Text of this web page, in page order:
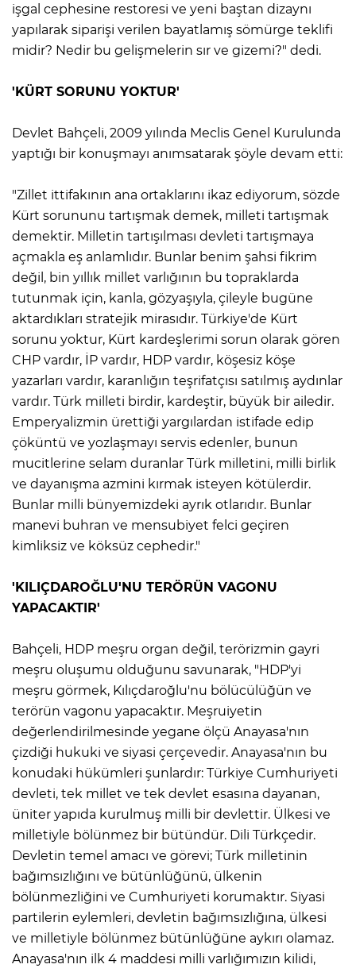
işgal cephesine restoresi ve yeni baştan dizaynı
yapılarak siparişi verilen bayatlamış sömürge teklifi
midir? Nedir bu gelişmelerin sır ve gizemi?" dedi.
'KÜRT SORUNU YOKTUR'
Devlet Bahçeli, 2009 yılında Meclis Genel Kurulunda
yaptığı bir konuşmayı anımsatarak şöyle devam etti:
"Zillet ittifakının ana ortaklarını ikaz ediyorum, sözde
Kürt sorununu tartışmak demek, milleti tartışmak
demektir. Milletin tartışılması devleti tartışmaya
açmakla eş anlamlıdır. Bunlar benim şahsi fikrim
değil, bin yıllık millet varlığının bu topraklarda
tutunmak için, kanla, gözyaşıyla, çileyle bugüne
aktardıkları stratejik mirasıdır. Türkiye'de Kürt
sorunu yoktur, Kürt kardeşlerimi sorun olarak gören
CHP vardır, İP vardır, HDP vardır, köşesiz köşe
yazarları vardır, karanlığın teşrifatçısı satılmış aydınlar
vardır. Türk milleti birdir, kardeştir, büyük bir ailedir.
Emperyalizmin ürettiği yargılardan istifade edip
çöküntü ve yozlaşmayı servis edenler, bunun
mucitlerine selam duranlar Türk milletini, milli birlik
ve dayanışma azmini kırmak isteyen kötülerdir.
Bunlar milli bünyemizdeki ayrık otlarıdır. Bunlar
manevi buhran ve mensubiyet felci geçiren
kimliksiz ve köksüz cephedir."
'KILIÇDAROĞLU'NU TERÖRÜN VAGONU
YAPACAKTIR'
Bahçeli, HDP meşru organ değil, terörizmin gayri
meşru oluşumu olduğunu savunarak, "HDP'yi
meşru görmek, Kılıçdaroğlu'nu bölücülüğün ve
terörün vagonu yapacaktır. Meşruiyetin
değerlendirilmesinde yegane ölçü Anayasa'nın
çizdiği hukuki ve siyasi çerçevedir. Anayasa'nın bu
konudaki hükümleri şunlardır: Türkiye Cumhuriyeti
devleti, tek millet ve tek devlet esasına dayanan,
üniter yapıda kurulmuş milli bir devlettir. Ülkesi ve
milletiyle bölünmez bir bütündür. Dili Türkçedir.
Devletin temel amacı ve görevi; Türk milletinin
bağımsızlığını ve bütünlüğünü, ülkenin
bölünmezliğini ve Cumhuriyeti korumaktır. Siyasi
partilerin eylemleri, devletin bağımsızlığına, ülkesi
ve milletiyle bölünmez bütünlüğüne aykırı olamaz.
Anayasa'nın ilk 4 maddesi milli varlığımızın kilidi,